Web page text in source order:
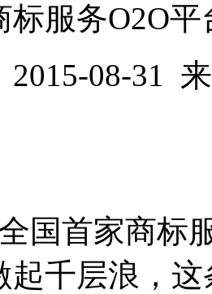
标服务O2O
2015-08-31
国首家商标
起千层浪，